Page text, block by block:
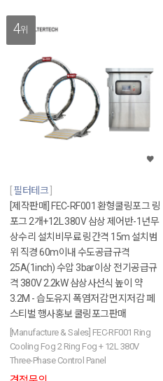
4위
필터테크
[제작판매] FEC-RF001 환형쿨링포그 링
포그 2개+12L 380V 삼상 제어반-1년무
상수리 설치비무료 링간격 15m 설치범
위 직경 60m이내 수도공급규격
25A(1inch) 수압 3bar이상 전기공급규
격 380V 2.2kW 삼상사선식 높이 약
3.2M - 습도유지 폭염저감 먼지저감 페
스티벌 행사홍보 쿨링포그판매
[Manufacture & Sales] FEC-RF001 Ring
Cooling Fog 2 Ring Fog + 12L 380V
Three-Phase Control Panel